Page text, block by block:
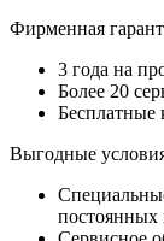
Фирменная
3 года на
Более 20
Бесплатные
Выгодные
постоянных